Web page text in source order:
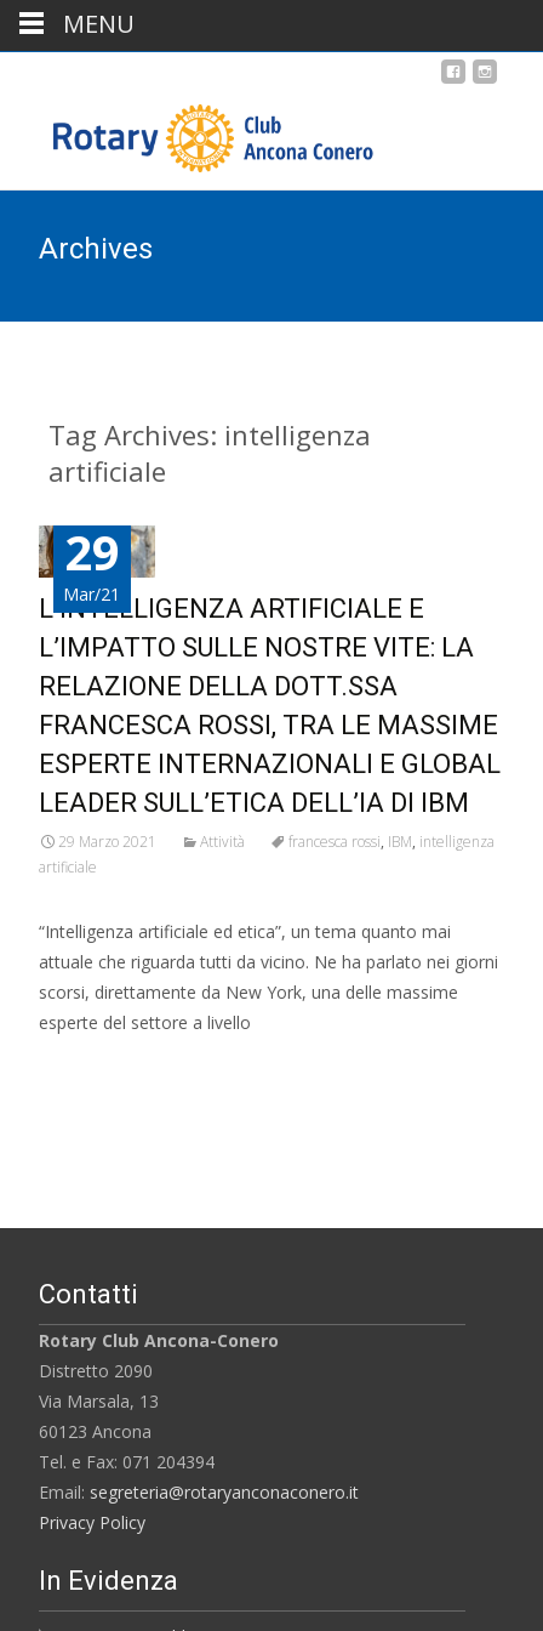
Archives
Tag Archives: intelligenza
artificiale
29
Mar/21
L’INTELLIGENZA ARTIFICIALE E
L’IMPATTO SULLE NOSTRE VITE: LA
RELAZIONE DELLA DOTT.SSA
FRANCESCA ROSSI, TRA LE MASSIME
ESPERTE INTERNAZIONALI E GLOBAL
LEADER SULL’ETICA DELL’IA DI IBM
29 Marzo 2021 Attività francesca rossi, IBM, intelligenza
artificiale
“Intelligenza artificiale ed etica”, un tema quanto mai
attuale che riguarda tutti da vicino. Ne ha parlato nei giorni
scorsi, direttamente da New York, una delle massime
esperte del settore a livello
Contatti
Rotary Club Ancona-Conero
Distretto 2090
Via Marsala, 13
60123 Ancona
Tel. e Fax: 071 204394
Email: segreteria@rotaryanconaconero.it
Privacy Policy
In Evidenza
MENU